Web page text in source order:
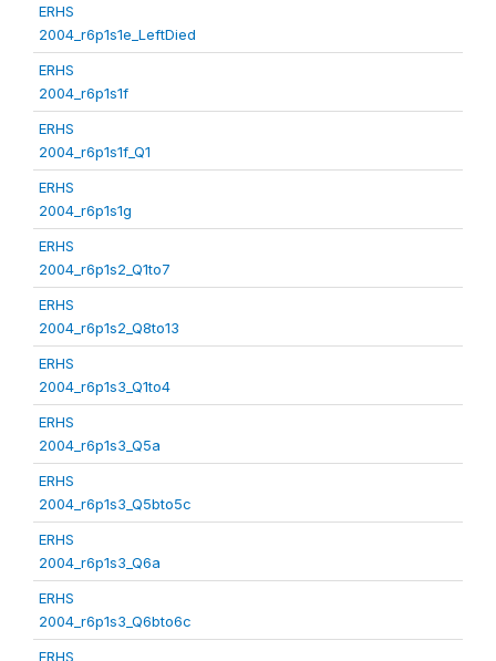
ERHS
2004_r6p1s1e_LeftDied
ERHS
2004_r6p1s1f
ERHS
2004_r6p1s1f_Q1
ERHS
2004_r6p1s1g
ERHS
2004_r6p1s2_Q1to7
ERHS
2004_r6p1s2_Q8to13
ERHS
2004_r6p1s3_Q1to4
ERHS
2004_r6p1s3_Q5a
ERHS
2004_r6p1s3_Q5bto5c
ERHS
2004_r6p1s3_Q6a
ERHS
2004_r6p1s3_Q6bto6c
ERHS